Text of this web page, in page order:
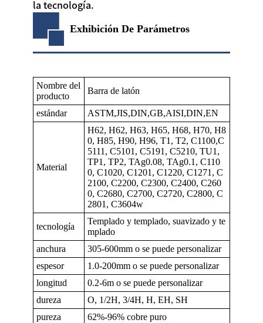
la tecnología.
Exhibición De Parámetros
Nombre del
producto
Barra de latón
estándar ASTM,JIS,DIN,GB,AISI,DIN,EN
Material
H62, H62, H63, H65, H68, H70, H8
0, H85, H90, H96, T1, T2, C1100,C
5111, C5101, C5191, C5210, TU1,
TP1, TP2, TAg0.08, TAg0.1, C110
0, C1020, C1201, C1220, C1271, C
2100, C2200, C2300, C2400, C260
0, C2680, C2700, C2720, C2800, C
2801, C3604w
tecnología
Templado y templado, suavizado y te
mplado
anchura
305-600mm o se puede personalizar
espesor
1.0-200mm o se puede personalizar
longitud
0.2-6m o se puede personalizar
dureza
O, 1/2H, 3/4H, H, EH, SH
pureza
62%-96% cobre puro